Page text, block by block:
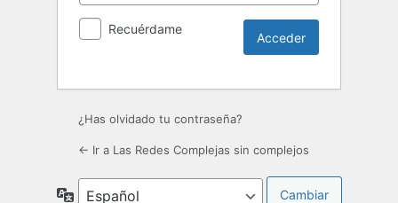
Recuérdame
¿Has olvidado tu contraseña?
← Ir a Las Redes Complejas sin complejos
Idioma